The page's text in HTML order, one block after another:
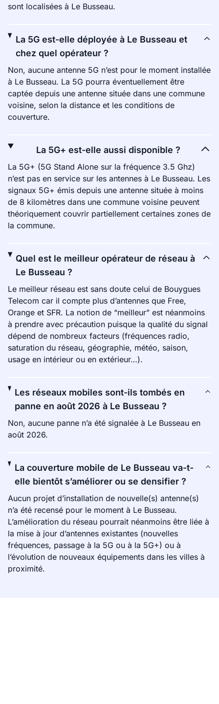
sont localisées à Le Busseau.
La 5G est-elle déployée à Le Busseau et
chez quel opérateur ?
Non, aucune antenne 5G n’est pour le moment installée
à Le Busseau. La 5G pourra éventuellement être
captée depuis une antenne située dans une commune
voisine, selon la distance et les conditions de
couverture.
La 5G+ est-elle aussi disponible ?
La 5G+ (5G Stand Alone sur la fréquence 3.5 Ghz)
n’est pas en service sur les antennes à Le Busseau. Les
signaux 5G+ émis depuis une antenne située à moins
de 8 kilomètres dans une commune voisine peuvent
théoriquement couvrir partiellement certaines zones de
la commune.
Quel est le meilleur opérateur de réseau à
Le Busseau ?
Le meilleur réseau est sans doute celui de Bouygues
Telecom car il compte plus d’antennes que Free,
Orange et SFR. La notion de “meilleur” est néanmoins
à prendre avec précaution puisque la qualité du signal
dépend de nombreux facteurs (fréquences radio,
saturation du réseau, géographie, météo, saison,
usage en intérieur ou en extérieur…).
Les réseaux mobiles sont-ils tombés en
panne en août 2026 à Le Busseau ?
Non, aucune panne n’a été signalée à Le Busseau en
août 2026.
La couverture mobile de Le Busseau va-t-
elle bientôt s’améliorer ou se densifier ?
Aucun projet d’installation de nouvelle(s) antenne(s)
n’a été recensé pour le moment à Le Busseau.
L’amélioration du réseau pourrait néanmoins être liée à
la mise à jour d’antennes existantes (nouvelles
fréquences, passage à la 5G ou à la 5G+) ou à
l’évolution de nouveaux équipements dans les villes à
proximité.